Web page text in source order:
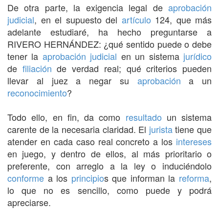
De otra parte, la exigencia legal de aprobación
judicial, en el supuesto del artículo 124, que más
adelante estudiaré, ha hecho preguntarse a
RIVERO HERNÁNDEZ: ¿qué sentido puede o debe
tener la aprobación judicial en un sistema jurídico
de filiación de verdad real; qué criterios pueden
llevar al juez a negar su aprobación a un
reconocimiento?
Todo ello, en fin, da como resultado un sistema
carente de la necesaria claridad. El juristatiene que
atender en cada caso real concreto a los intereses
en juego, y dentro de ellos, al más prioritario o
preferente, con arreglo a la ley o induciéndolo
conforme a los principios que informan la reforma,
lo que no es sencillo, como puede y podrá
apreciarse.